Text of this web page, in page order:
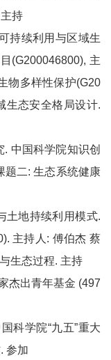
持
持续利用与区域生
(G200046800), 主
物多样性保护(G20
生态安全格局设计.
中国科学院知识创
题二: 生态系统健康
土地持续利用模式.
主持人: 傅伯杰 蔡
生态过程. 主持
杰出青年基金 (497
科学院“九五”重大
参加